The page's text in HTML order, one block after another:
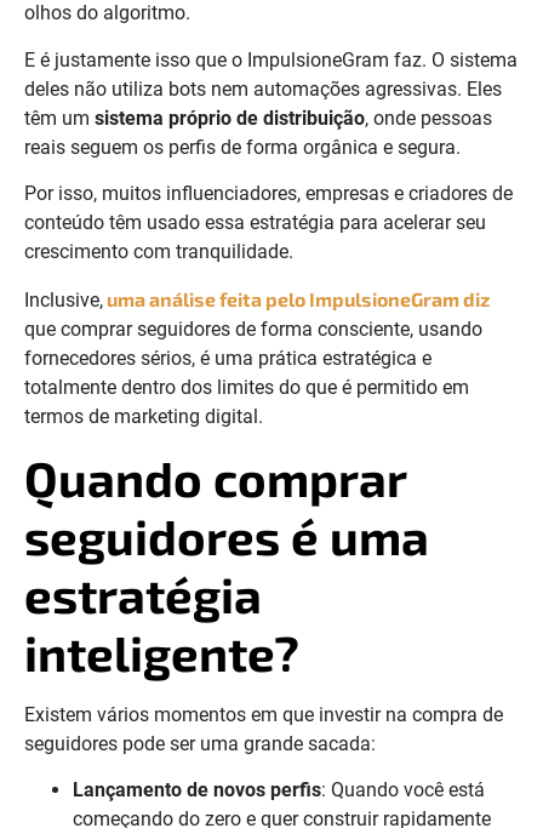
olhos do algoritmo.
E é justamente isso que o ImpulsioneGram faz. O sistema
deles não utiliza bots nem automações agressivas. Eles
têm um sistema próprio de distribuição, onde pessoas
reais seguem os perfis de forma orgânica e segura.
Por isso, muitos influenciadores, empresas e criadores de
conteúdo têm usado essa estratégia para acelerar seu
crescimento com tranquilidade.
Inclusive, uma análise feita pelo ImpulsioneGram diz
que comprar seguidores de forma consciente, usando
fornecedores sérios, é uma prática estratégica e
totalmente dentro dos limites do que é permitido em
termos de marketing digital.
Quando comprar
seguidores é uma
estratégia
inteligente?
Existem vários momentos em que investir na compra de
seguidores pode ser uma grande sacada:
Lançamento de novos perfis: Quando você está
começando do zero e quer construir rapidamente